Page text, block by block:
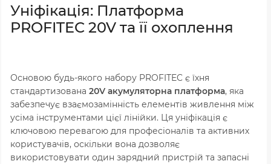
Уніфікація: Платформа
PROFITEC 20V та її охоплення
Основою будь-якого набору PROFITEC є їхня
стандартизована 20V акумуляторна платформа, яка
забезпечує взаємозамінність елементів живлення між
усіма інструментами цієї лінійки. Ця уніфікація є
ключовою перевагою для професіоналів та активних
користувачів, оскільки вона дозволяє
використовувати один зарядний пристрій та запасні